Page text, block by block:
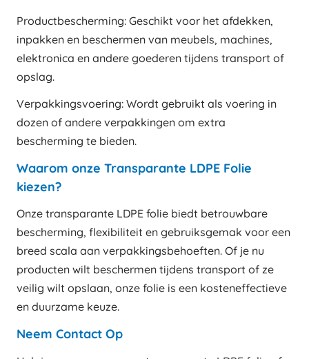
Productbescherming: Geschikt voor het afdekken,
inpakken en beschermen van meubels, machines,
elektronica en andere goederen tijdens transport of
opslag.
Verpakkingsvoering: Wordt gebruikt als voering in
dozen of andere verpakkingen om extra
bescherming te bieden.
Waarom onze Transparante LDPE Folie
kiezen?
Onze transparante LDPE folie biedt betrouwbare
bescherming, flexibiliteit en gebruiksgemak voor een
breed scala aan verpakkingsbehoeften. Of je nu
producten wilt beschermen tijdens transport of ze
veilig wilt opslaan, onze folie is een kosteneffectieve
en duurzame keuze.
Neem Contact Op